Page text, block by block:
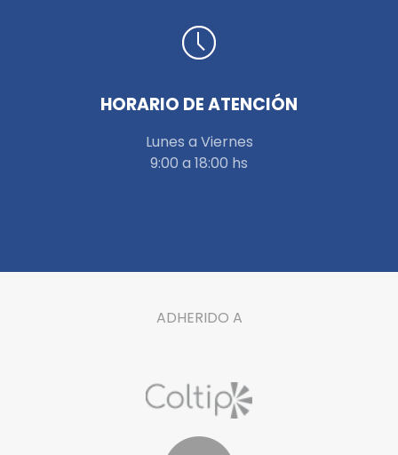
HORARIO DE ATENCIÓN
Lunes a Viernes
9:00 a 18:00 hs
ADHERIDO A